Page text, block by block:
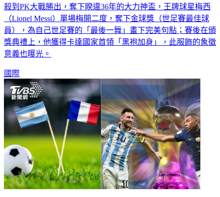
殺到PK大戰勝出，奪下睽違36年的大力神盃，王牌球星梅西
（Lionel Messi）單場梅開二度，奪下金球獎（世足賽最佳球
員），為自己世足賽的「最後一舞」畫下完美句點；賽後在頒
獎典禮上，他獲得卡達國家首領「黑袍加身」，此服飾的象徵
意義也曝光。
國際